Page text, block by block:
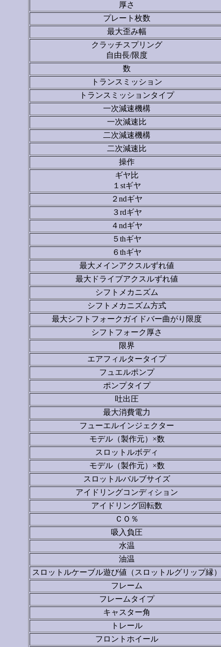
厚さ
プレート枚数
最大歪み幅
クラッチスプリング
自由長/限度
数
トランスミッション
トランスミッションタイプ
一次減速機構
一次減速比
二次減速機構
二次減速比
操作
ギヤ比
１stギヤ
２ndギヤ
３rdギヤ
４ndギヤ
５thギヤ
６thギヤ
最大メインアクスルずれ値
最大ドライブアクスルずれ値
シフトメカニズム
シフトメカニズム方式
最大シフトフォークガイドバー曲がり限度
シフトフォーク厚さ
限界
エアフィルタータイプ
フュエルポンプ
ポンプタイプ
吐出圧
最大消費電力
フューエルインジェクター
モデル（製作元）×数
スロットルボディ
モデル（製作元）×数
スロットルバルブサイズ
アイドリングコンディション
アイドリング回転数
ＣＯ％
吸入負圧
水温
油温
スロットルケーブル遊び値（スロットルグリップ縁）
フレーム
フレームタイプ
キャスター角
トレール
フロントホイール